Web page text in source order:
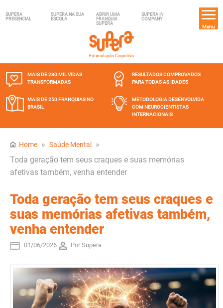
SUPERA
PRESENCIAL
SUPERA NA SUA
ESCOLA
ABRIR UMA
FRANQUIA
SUPERA
SUPERA IN
COMPANY
Menu
MAIS DE 280 MILVIDAS
TRANSFORMADAS
RESULTADOS COMPROVADOS
PARA TODAS AS IDADES
MAIS DE 250 FRANQUIASNO
BRASIL
METODOLOGIA DESENVOLVIDA
COM NEUROCIENTISTAS
INTERNACIONAIS
Home » Saúde Mental
»
Toda geração tem seus craques e suas memórias
afetivas também, venha entender
Toda geração tem seus craques e
suas memórias afetivas também,
venha entender
01/06/2026 Por Supera